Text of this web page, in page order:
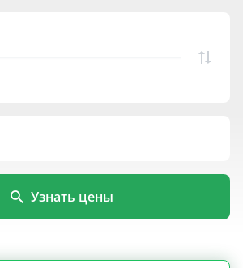
Узнать цены